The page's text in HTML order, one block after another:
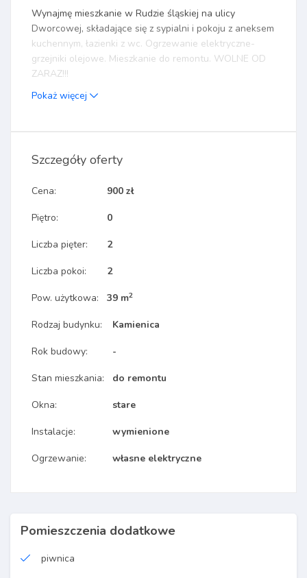
Wynajmę mieszkanie w Rudzie śląskiej na ulicy
Dworcowej, składające się z sypialni i pokoju z aneksem
kuchennym, łazienki z wc. Ogrzewanie elektryczne-
grzejniki olejowe. Mieszkanie do remontu. WOLNE OD
ZARAZ!!!
Pokaż więcej
Szczegóły oferty
Cena:
Piętro:
Liczba pięter:
Liczba pokoi:
Pow. użytkowa:
900 zł
0
2
2
39 m2
Rodzaj budynku:
Rok budowy:
Stan mieszkania:
Okna:
Instalacje:
Ogrzewanie:
Kamienica
-
do remontu
stare
wymienione
własne elektryczne
Pomieszczenia dodatkowe
piwnica